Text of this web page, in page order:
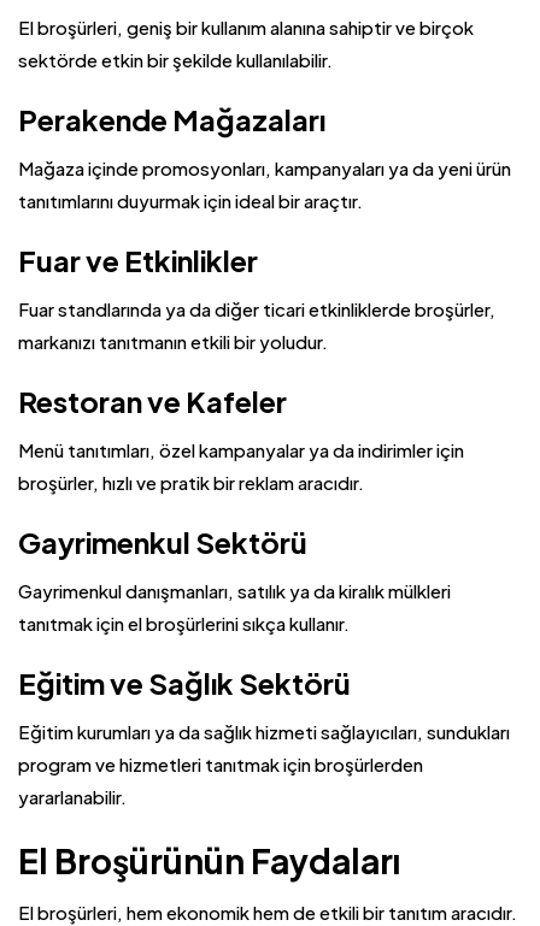
El broşürleri, geniş bir kullanım alanına sahiptir ve birçok
sektörde etkin bir şekilde kullanılabilir.
Perakende Mağazaları
Mağaza içinde promosyonları, kampanyaları ya da yeni ürün
tanıtımlarını duyurmak için ideal bir araçtır.
Fuar ve Etkinlikler
Fuar standlarında ya da diğer ticari etkinliklerde broşürler,
markanızı tanıtmanın etkili bir yoludur.
Restoran ve Kafeler
Menü tanıtımları, özel kampanyalar ya da indirimler için
broşürler, hızlı ve pratik bir reklam aracıdır.
Gayrimenkul Sektörü
Gayrimenkul danışmanları, satılık ya da kiralık mülkleri
tanıtmak için el broşürlerini sıkça kullanır.
Eğitim ve Sağlık Sektörü
Eğitim kurumları ya da sağlık hizmeti sağlayıcıları, sundukları
program ve hizmetleri tanıtmak için broşürlerden
yararlanabilir.
El Broşürünün Faydaları
El broşürleri, hem ekonomik hem de etkili bir tanıtım aracıdır.